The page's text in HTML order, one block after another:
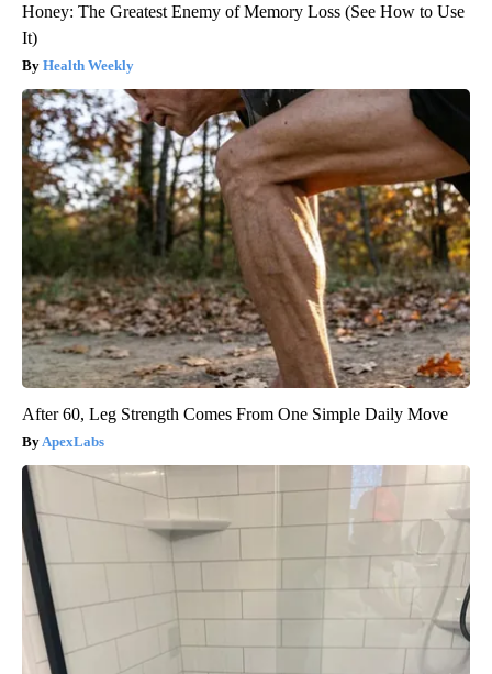
Honey: The Greatest Enemy of Memory Loss (See How to Use
It)
Health Weekly
After 60, Leg Strength Comes From One Simple Daily Move
ApexLabs